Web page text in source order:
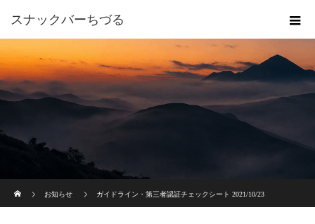
スナックバーちづる
お知らせ
ガイドライン・第三者認証チェックシート 2021/10/23